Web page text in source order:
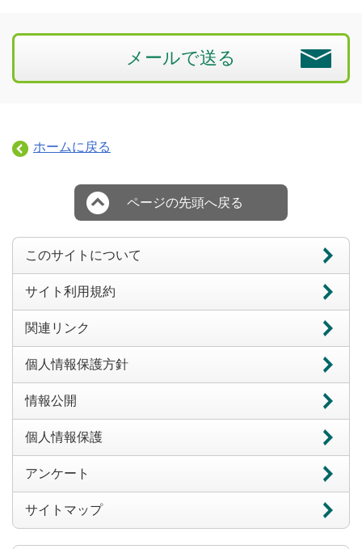
メールで送る
ホームに戻る
ページの先頭へ戻る
このサイトについて
サイト利用規約
関連リンク
個人情報保護方針
情報公開
個人情報保護
アンケート
サイトマップ